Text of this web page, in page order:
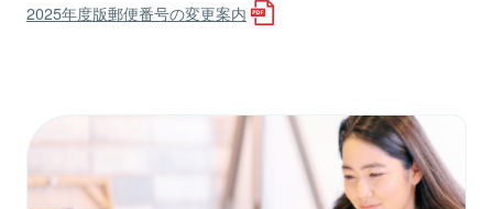
2025年度版郵便番号の変更案内